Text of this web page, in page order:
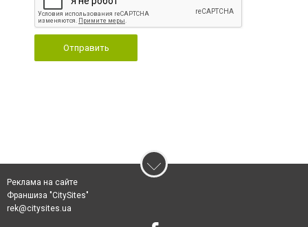
Отправить
Реклама на сайте
Франшиза "CitySites"
rek@citysites.ua